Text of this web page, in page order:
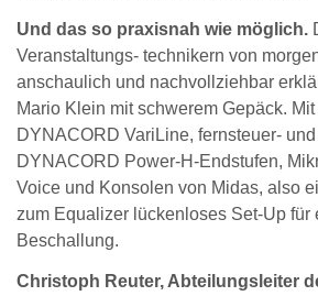
Und das so praxisnah wie möglich.
Veranstaltungs- technikern von
anschaulich und nachvollziehbar
Mario Klein mit schwerem Gepäck.
DYNACORD VariLine, fernsteuer-
DYNACORD Power-H-Endstufen,
Voice und Konsolen von Midas, also
zum Equalizer lückenloses Set-Up für
Beschallung.
Christoph Reuter, Abteilungsleiter